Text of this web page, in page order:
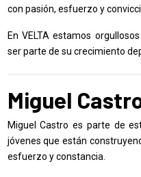
con pasión, esfuerzo y
En VELTA estamos
ser parte de su crecimiento
Miguel
Miguel Castro es parte de
jóvenes que están
esfuerzo y constancia.